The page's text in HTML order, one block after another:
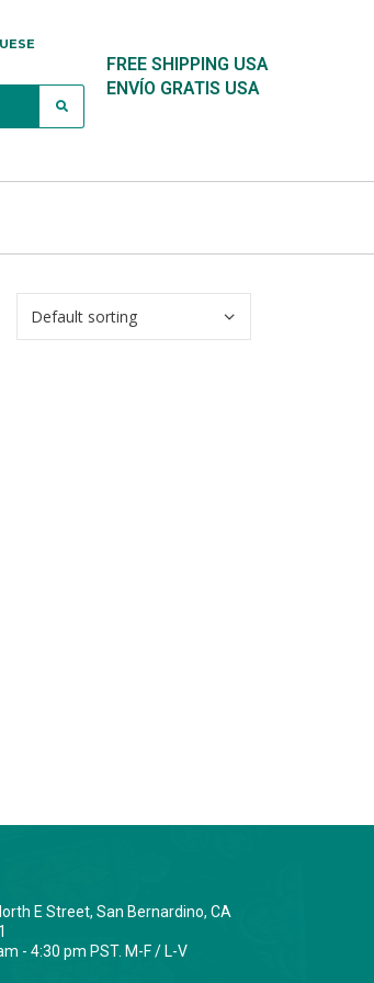
FREE SHIPPING USA
ENVÍO GRATIS USA
E Street, San Bernardino, CA
- 4:30 pm PST. M-F / L-V